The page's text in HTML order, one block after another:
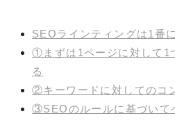
SEOラインティングは1番
①まずは1ページに対して1
る
②キーワードに対してのコ
③SEOのルールに基づいて